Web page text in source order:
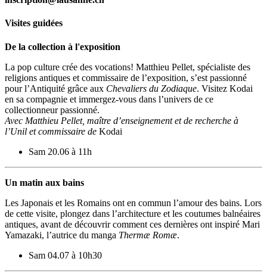
Visites guidées
De la collection à l'exposition
La pop culture crée des vocations! Matthieu Pellet, spécialiste des
religions antiques et commissaire de l’exposition, s’est passionné
pour l’Antiquité grâce aux Chevaliers du Zodiaque. Visitez Kodai
en sa compagnie et immergez-vous dans l’univers de ce
collectionneur passionné.
Avec Matthieu Pellet, maître d’enseignement et de recherche à
l’Unil et commissaire de Kodai
Sam 20.06 à 11h
Un matin aux bains
Les Japonais et les Romains ont en commun l’amour des bains. Lors
de cette visite, plongez dans l’architecture et les coutumes balnéaires
antiques, avant de découvrir comment ces dernières ont inspiré Mari
Yamazaki, l’autrice du manga Thermæ Romæ.
Sam 04.07 à 10h30